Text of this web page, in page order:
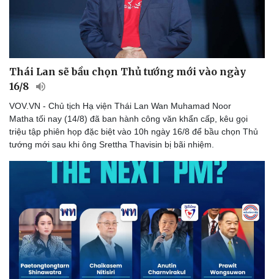
Du lịch
Tư vấn
Podcast
Câu chuyện thời sự
Cửa sổ tình yêu
Kể chuyện cho bé
Thái Lan sẽ bầu chọn Thủ tướng mới vào ngày
16/8
VOV.VN - Chủ tịch Hạ viện Thái Lan Wan Muhamad Noor
Matha tối nay (14/8) đã ban hành công văn khẩn cấp, kêu gọi
triệu tập phiên họp đặc biệt vào 10h ngày 16/8 để bầu chọn Thủ
tướng mới sau khi ông Srettha Thavisin bị bãi nhiệm.